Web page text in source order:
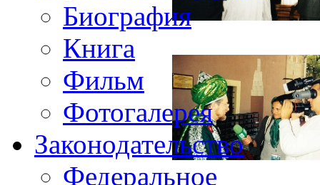
Биография
Книга
Фильм
Фотогалерея
Законодательство
Федеральное